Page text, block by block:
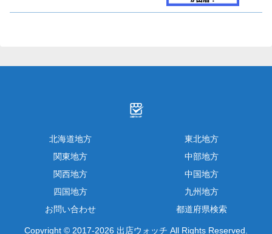
北海道地方
東北地方
関東地方
中部地方
関西地方
中国地方
四国地方
九州地方
お問い合わせ
都道府県検索
Copyright © 2017-2026 出店ウォッチ All Rights Reserved.